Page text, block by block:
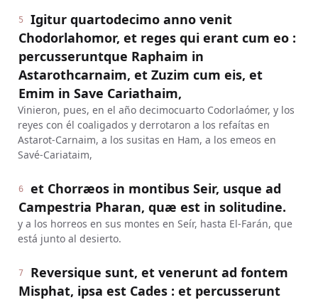
5
Igitur quartodecimo anno venit
Chodorlahomor, et reges qui erant cum eo :
percusseruntque Raphaim in
Astarothcarnaim, et Zuzim cum eis, et
Emim in Save Cariathaim,
Vinieron, pues, en el año decimocuarto Codorlaómer, y los
reyes con él coaligados y derrotaron a los refaítas en
Astarot-Carnaim, a los susitas en Ham, a los emeos en
Savé-Cariataim,
6
et Chorræos in montibus Seir, usque ad
Campestria Pharan, quæ est in solitudine.
y a los horreos en sus montes en Seír, hasta El-Farán, que
está junto al desierto.
7
Reversique sunt, et venerunt ad fontem
Misphat, ipsa est Cades : et percusserunt